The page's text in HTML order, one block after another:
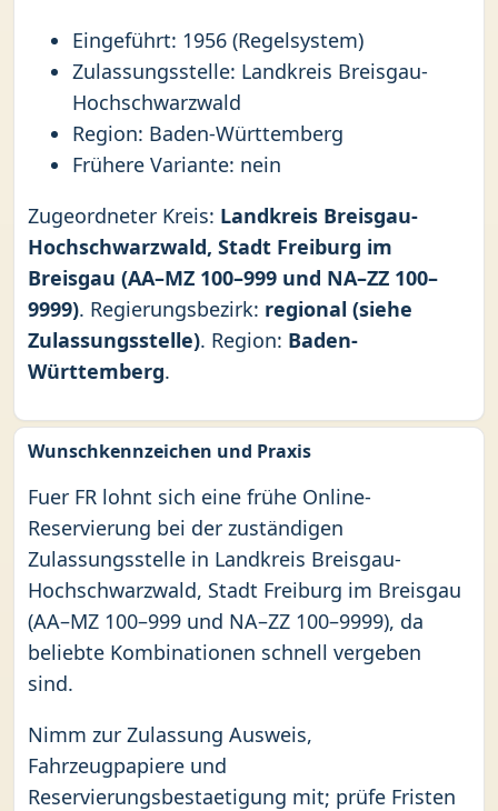
Eingeführt: 1956 (Regelsystem)
Zulassungsstelle: Landkreis Breisgau-
Hochschwarzwald
Region: Baden-Württemberg
Frühere Variante: nein
Zugeordneter Kreis: Landkreis Breisgau-
Hochschwarzwald, Stadt Freiburg im
Breisgau (AA–MZ 100–999 und NA–ZZ 100–
9999). Regierungsbezirk: regional (siehe
Zulassungsstelle). Region: Baden-
Württemberg.
Wunschkennzeichen und Praxis
Fuer FR lohnt sich eine frühe Online-
Reservierung bei der zuständigen
Zulassungsstelle in Landkreis Breisgau-
Hochschwarzwald, Stadt Freiburg im Breisgau
(AA–MZ 100–999 und NA–ZZ 100–9999), da
beliebte Kombinationen schnell vergeben
sind.
Nimm zur Zulassung Ausweis,
Fahrzeugpapiere und
Reservierungsbestaetigung mit; prüfe Fristen